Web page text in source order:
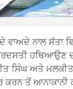
ਵਾਅਦੇ ਨਾਲ
ਹਥਿਆਉਣ
ਸਿੰਘ ਅਤੇ
ਤੋਂ ਆਨਾਕਾਨੀ